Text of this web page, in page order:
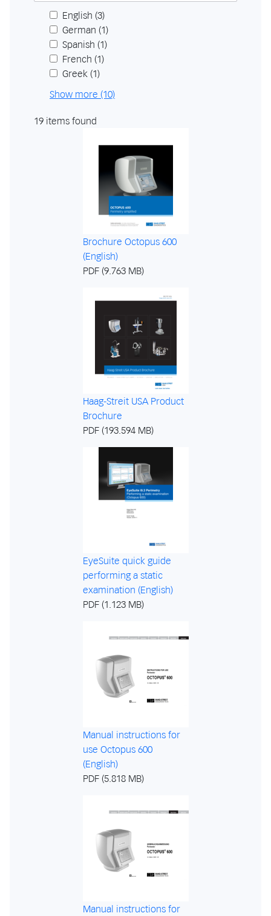
English (3)
German (1)
Spanish (1)
French (1)
Greek (1)
Show more (10)
19 items found
Brochure Octopus 600
(English)
PDF (9.763 MB)
Haag-Streit USA Product
Brochure
PDF (193.594 MB)
EyeSuite quick guide
performing a static
examination (English)
PDF (1.123 MB)
Manual instructions for
use Octopus 600
(English)
PDF (5.818 MB)
Manual instructions for